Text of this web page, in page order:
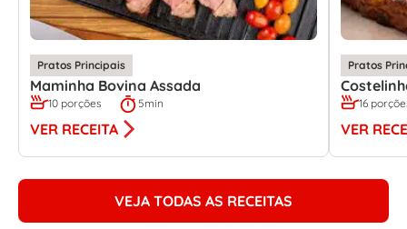
Pratos Principais
Maminha Bovina Assada
10 porções 5min
VER RECEITA
Pratos
16
VER
VEJA TODAS AS RECEITAS